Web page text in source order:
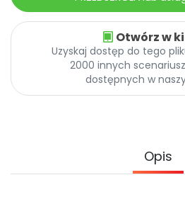
Pomoc
Otwórz w
Uzyskaj dostęp do tego
2000 innych
dostępnych w
Opis